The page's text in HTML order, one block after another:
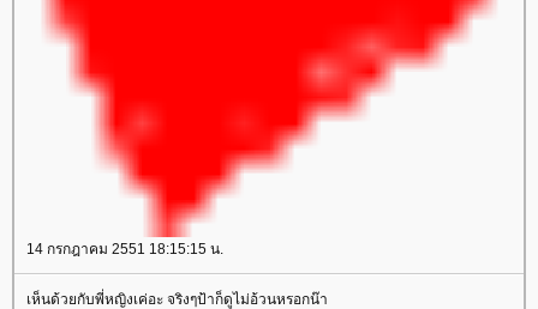
14 กรกฎาคม 2551 18:15:15 น.
เห็นด้วยกับพี่หญิงเค่อะ จริงๆป้าก็ดูไม่อ้วนหรอกน๊า